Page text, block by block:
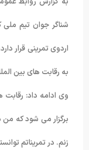
شناگر جوان تیم ملی
اردوی تمرینی قرار
به رقابت های بین
وی ادامه داد: